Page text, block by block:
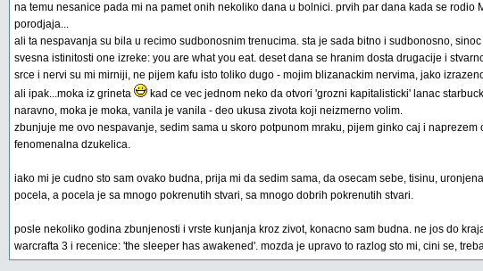
na temu nesanice pada mi na pamet onih nekoliko dana u bolnici. prvih par dana kada se
porodjaja...
ali ta nespavanja su bila u recimo sudbonosnim trenucima. sta je sada bitno i sudbonosno,
svesna istinitosti one izreke: you are what you eat. deset dana se hranim dosta drugacije i
srce i nervi su mi mirniji, ne pijem kafu isto toliko dugo - mojim blizanackim nervima, jako
ali ipak...moka iz grineta
kad ce vec jednom neko da otvori 'grozni kapitalisticki' lanac
naravno, moka je moka, vanila je vanila - deo ukusa zivota koji neizmerno volim.
zbunjuje me ovo nespavanje, sedim sama u skoro potpunom mraku, pijem ginko caj i
fenomenalna dzukelica.
iako mi je cudno sto sam ovako budna, prija mi da sedim sama, da osecam sebe, tisinu,
pocela, a pocela je sa mnogo pokrenutih stvari, sa mnogo dobrih pokrenutih stvari.
posle nekoliko godina zbunjenosti i vrste kunjanja kroz zivot, konacno sam budna. ne jos do
warcrafta 3 i recenice: 'the sleeper has awakened'. mozda je upravo to razlog sto mi, cini se,